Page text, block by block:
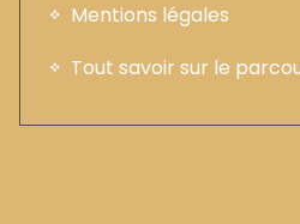
Mentions légales
Tout savoir sur le